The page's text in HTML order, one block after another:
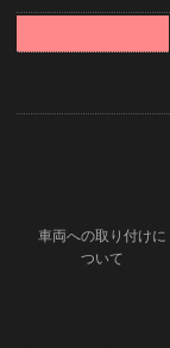
車両への取り付けに
ついて